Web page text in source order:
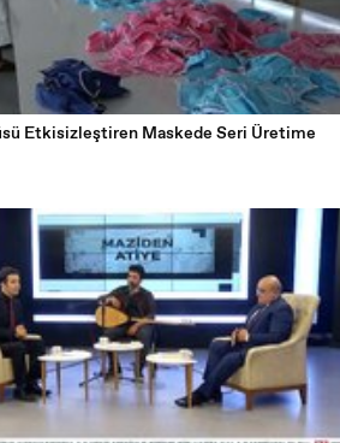
Etkisizleştiren Maskede Seri Üretime